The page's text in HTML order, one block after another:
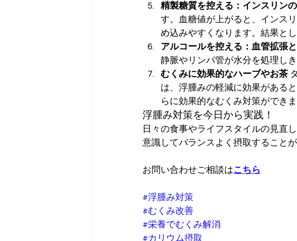
精製糖質を控える：インスリン
す。血糖値が上がると、インス
め込みやすくなります。結果と
アルコールを控える：血管拡張
静脈やリンパ管が水分を処理し
むくみに効果的なハーブやお茶
は、浮腫みの軽減に効果がある
らに効果的なむくみ対策ができま
浮腫み対策を今日から実践！
日々の食事やライフスタイルの見直
意識してバランスよく摂取すること
お問い合わせご相談はこちら
#浮腫み対策
#むくみ改善
#栄養でむくみ解消
#カリウム摂取